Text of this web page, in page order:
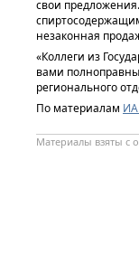
свои
незаконная
«Коллеги из
вами
регионального
По материалам
Материалы взяты с